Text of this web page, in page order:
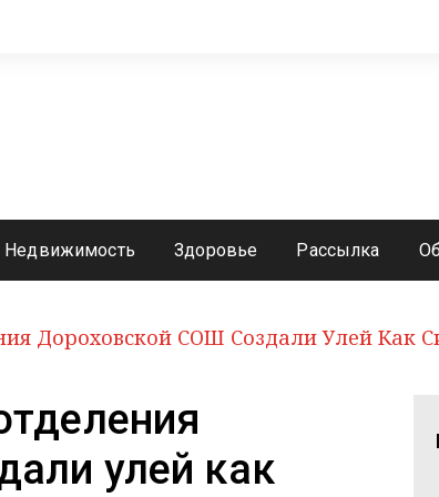
Недвижимость Здоровье Рассылка
Дороховской СОШ Создали Улей Как
улей как